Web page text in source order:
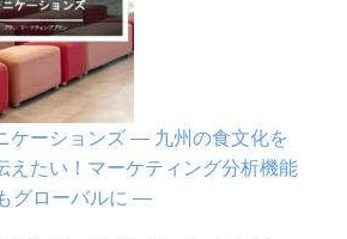
ケーションズ ― 九州の食文化を
えたい！マーケティング分析機能
グローバルに ―